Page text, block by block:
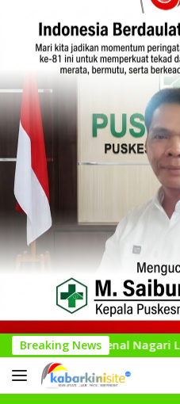
Breaking News
Nagari Lewat Peta: